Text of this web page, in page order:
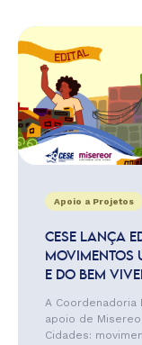
Apoio a Projetos
CESE LANÇA
MOVIMENTOS
E DO BEM
A Coordenadoria
apoio de
Cidades: